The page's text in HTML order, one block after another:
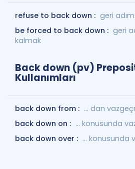
refuse to back down : geri
be forced to back down : geri
kalmak
Back down (pv)
Kullanımları
back down from : ... dan
back down on : ... konusunda
back down over : ... konusunda